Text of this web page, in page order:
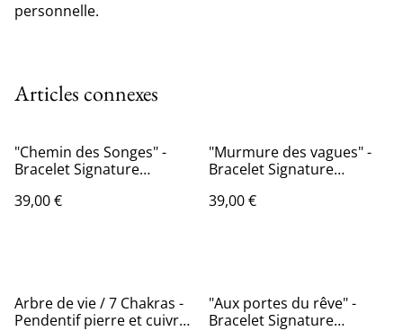
personnelle.
Articles connexes
"Chemin des Songes" -
Bracelet Signature
39,00 €
"Murmure des vagues" -
Bracelet Signature
39,00 €
Arbre de vie / 7 Chakras -
Pendentif pierre et cuivre
"Aux portes du rêve" -
Bracelet Signature